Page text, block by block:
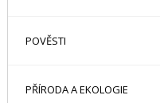
POVĚSTI
PŘÍRODA A EKOLOGIE